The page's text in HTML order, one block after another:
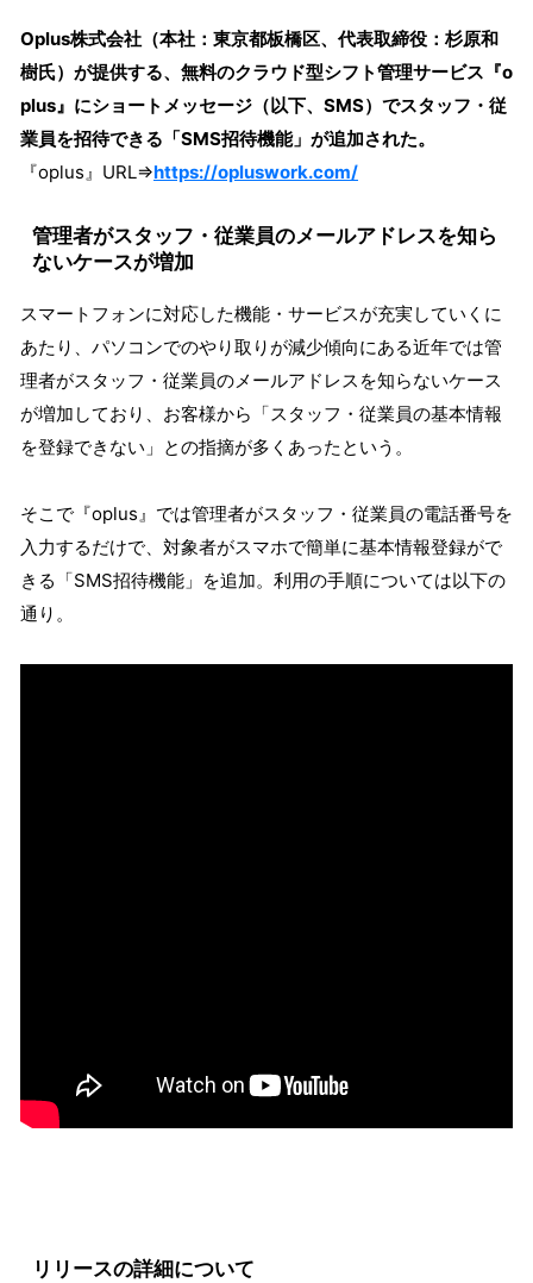
Oplus株式会社（本社：東京都板橋区、代表取締役：杉原和
樹氏）が提供する、無料のクラウド型シフト管理サービス『o
plus』にショートメッセージ（以下、SMS）でスタッフ・従
業員を招待できる「SMS招待機能」が追加された。
『oplus』URL⇒https://opluswork.com/
管理者がスタッフ・従業員のメールアドレスを知ら
ないケースが増加
スマートフォンに対応した機能・サービスが充実していくに
あたり、パソコンでのやり取りが減少傾向にある近年では管
理者がスタッフ・従業員のメールアドレスを知らないケース
が増加しており、お客様から「スタッフ・従業員の基本情報
を登録できない」との指摘が多くあったという。
そこで『oplus』では管理者がスタッフ・従業員の電話番号を
入力するだけで、対象者がスマホで簡単に基本情報登録がで
きる「SMS招待機能」を追加。利用の手順については以下の
通り。
リリースの詳細について